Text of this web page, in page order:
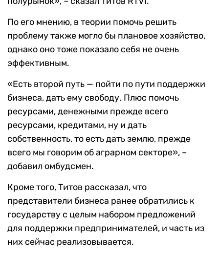
По его мнению, в теории помочь решить
проблему также могло бы плановое хозяйство,
однако оно тоже показало себя не очень
эффективным.
«Есть второй путь — пойти по пути поддержки
бизнеса, дать ему свободу. Плюс помочь
ресурсами, денежными прежде всего
ресурсами, кредитами, ну и дать
собственность, то есть дать землю, прежде
всего мы говорим об аграрном секторе», –
добавил омбудсмен.
Кроме того, Титов рассказал, что
представители бизнеса ранее обратились к
государству с целым набором предложений
для поддержки предпринимателей, и часть из
них сейчас реализовывается.